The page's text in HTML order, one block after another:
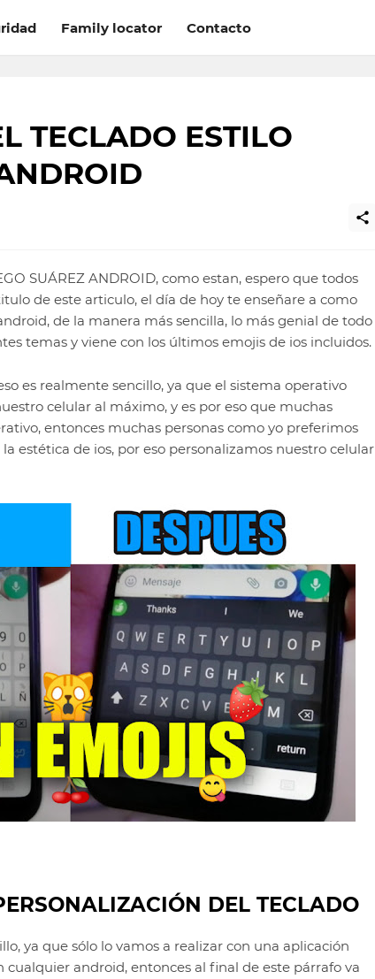
Family locator Contacto
TECLADO ESTILO
SUÁREZ ANDROID, como estan, espero que todos
de este articulo, el día de hoy te enseñare a como
de la manera más sencilla, lo más genial de todo
temas y viene con los últimos emojis de ios incluidos.
es realmente sencillo, ya que el sistema operativo
celular al máximo, y es por eso que muchas
entonces muchas personas como yo preferimos
estética de ios, por eso personalizamos nuestro celular
DEL TECLADO
ya que sólo lo vamos a realizar con una aplicación
android, entonces al final de este párrafo va